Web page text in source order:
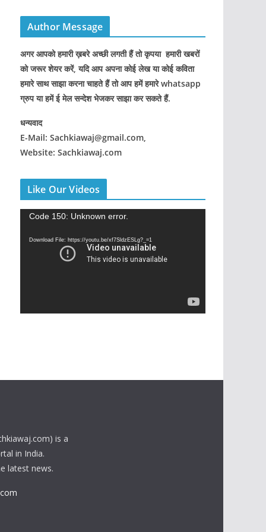
Author Message
अगर आपको हमारी ख़बरे अच्छी लगती हैं तो कृपया हमारी खबरों
को जरूर शेयर करें, यदि आप अपना कोई लेख या कोई कविता
हमारे साथ साझा करना चाहते हैं तो आप हमें हमारे whatsapp
ग्रुप या हमें ई मेल सन्देश भेजकर साझा कर सकते हैं.
धन्यवाद
E-Mail: Sachkiawaj@gmail.com,
Website: Sachkiawaj.com
Like Our Videos
Code 150: Unknown error.
Download File: https://youtu.be/xf7SldzESLg?_=1
is a
in India.
latest news.